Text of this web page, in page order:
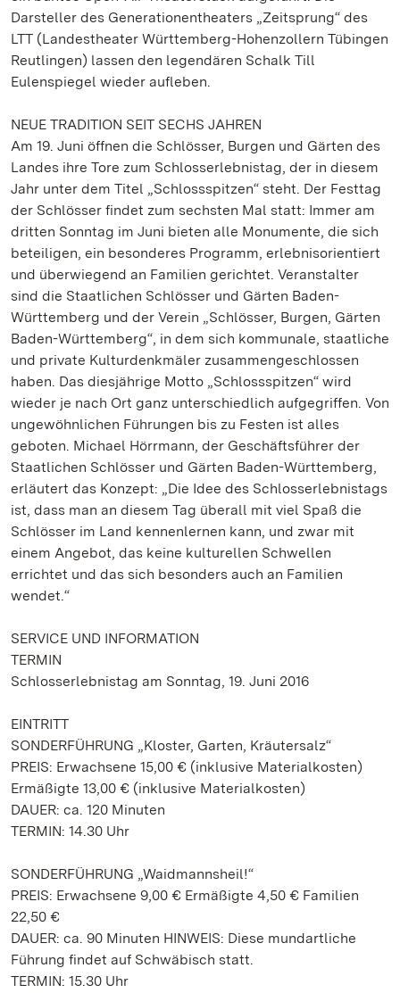
Darsteller des Generationentheaters „Zeitsprung“ des
LTT (Landestheater Württemberg-Hohenzollern Tübingen
Reutlingen) lassen den legendären Schalk Till
Eulenspiegel wieder aufleben.
NEUE TRADITION SEIT SECHS JAHREN
Am 19. Juni öffnen die Schlösser, Burgen und Gärten des
Landes ihre Tore zum Schlosserlebnistag, der in diesem
Jahr unter dem Titel „Schlossspitzen“ steht. Der Festtag
der Schlösser findet zum sechsten Mal statt: Immer am
dritten Sonntag im Juni bieten alle Monumente, die sich
beteiligen, ein besonderes Programm, erlebnisorientiert
und überwiegend an Familien gerichtet. Veranstalter
sind die Staatlichen Schlösser und Gärten Baden-
Württemberg und der Verein „Schlösser, Burgen, Gärten
Baden-Württemberg“, in dem sich kommunale, staatliche
und private Kulturdenkmäler zusammengeschlossen
haben. Das diesjährige Motto „Schlossspitzen“ wird
wieder je nach Ort ganz unterschiedlich aufgegriffen. Von
ungewöhnlichen Führungen bis zu Festen ist alles
geboten. Michael Hörrmann, der Geschäftsführer der
Staatlichen Schlösser und Gärten Baden-Württemberg,
erläutert das Konzept: „Die Idee des Schlosserlebnistags
ist, dass man an diesem Tag überall mit viel Spaß die
Schlösser im Land kennenlernen kann, und zwar mit
einem Angebot, das keine kulturellen Schwellen
errichtet und das sich besonders auch an Familien
wendet.“
SERVICE UND INFORMATION
TERMIN
Schlosserlebnistag am Sonntag, 19. Juni 2016
EINTRITT
SONDERFÜHRUNG „Kloster, Garten, Kräutersalz“
PREIS: Erwachsene 15,00 € (inklusive Materialkosten)
Ermäßigte 13,00 € (inklusive Materialkosten)
DAUER: ca. 120 Minuten
TERMIN: 14.30 Uhr
SONDERFÜHRUNG „Waidmannsheil!“
PREIS: Erwachsene 9,00 € Ermäßigte 4,50 € Familien
22,50 €
DAUER: ca. 90 Minuten HINWEIS: Diese mundartliche
Führung findet auf Schwäbisch statt.
TERMIN: 15.30 Uhr